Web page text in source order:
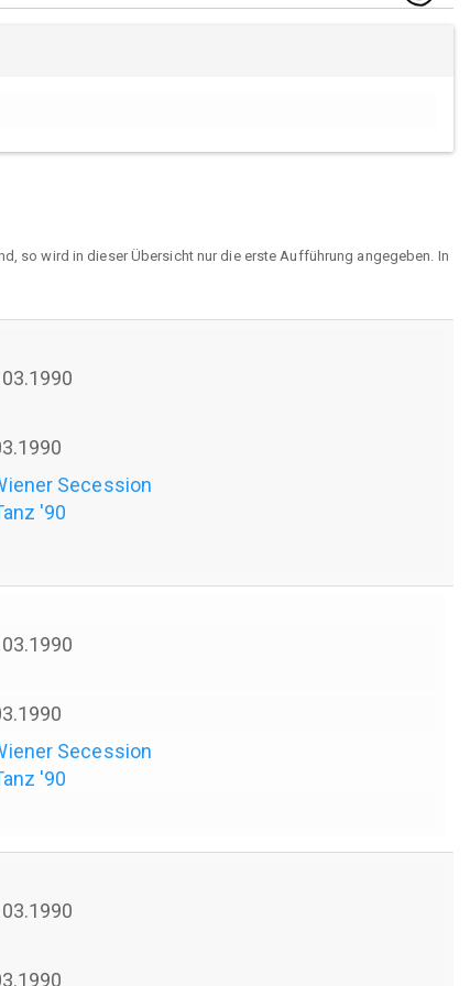
so wird in dieser Übersicht nur die erste Aufführung angegeben. In
Secession
'90
Secession
'90